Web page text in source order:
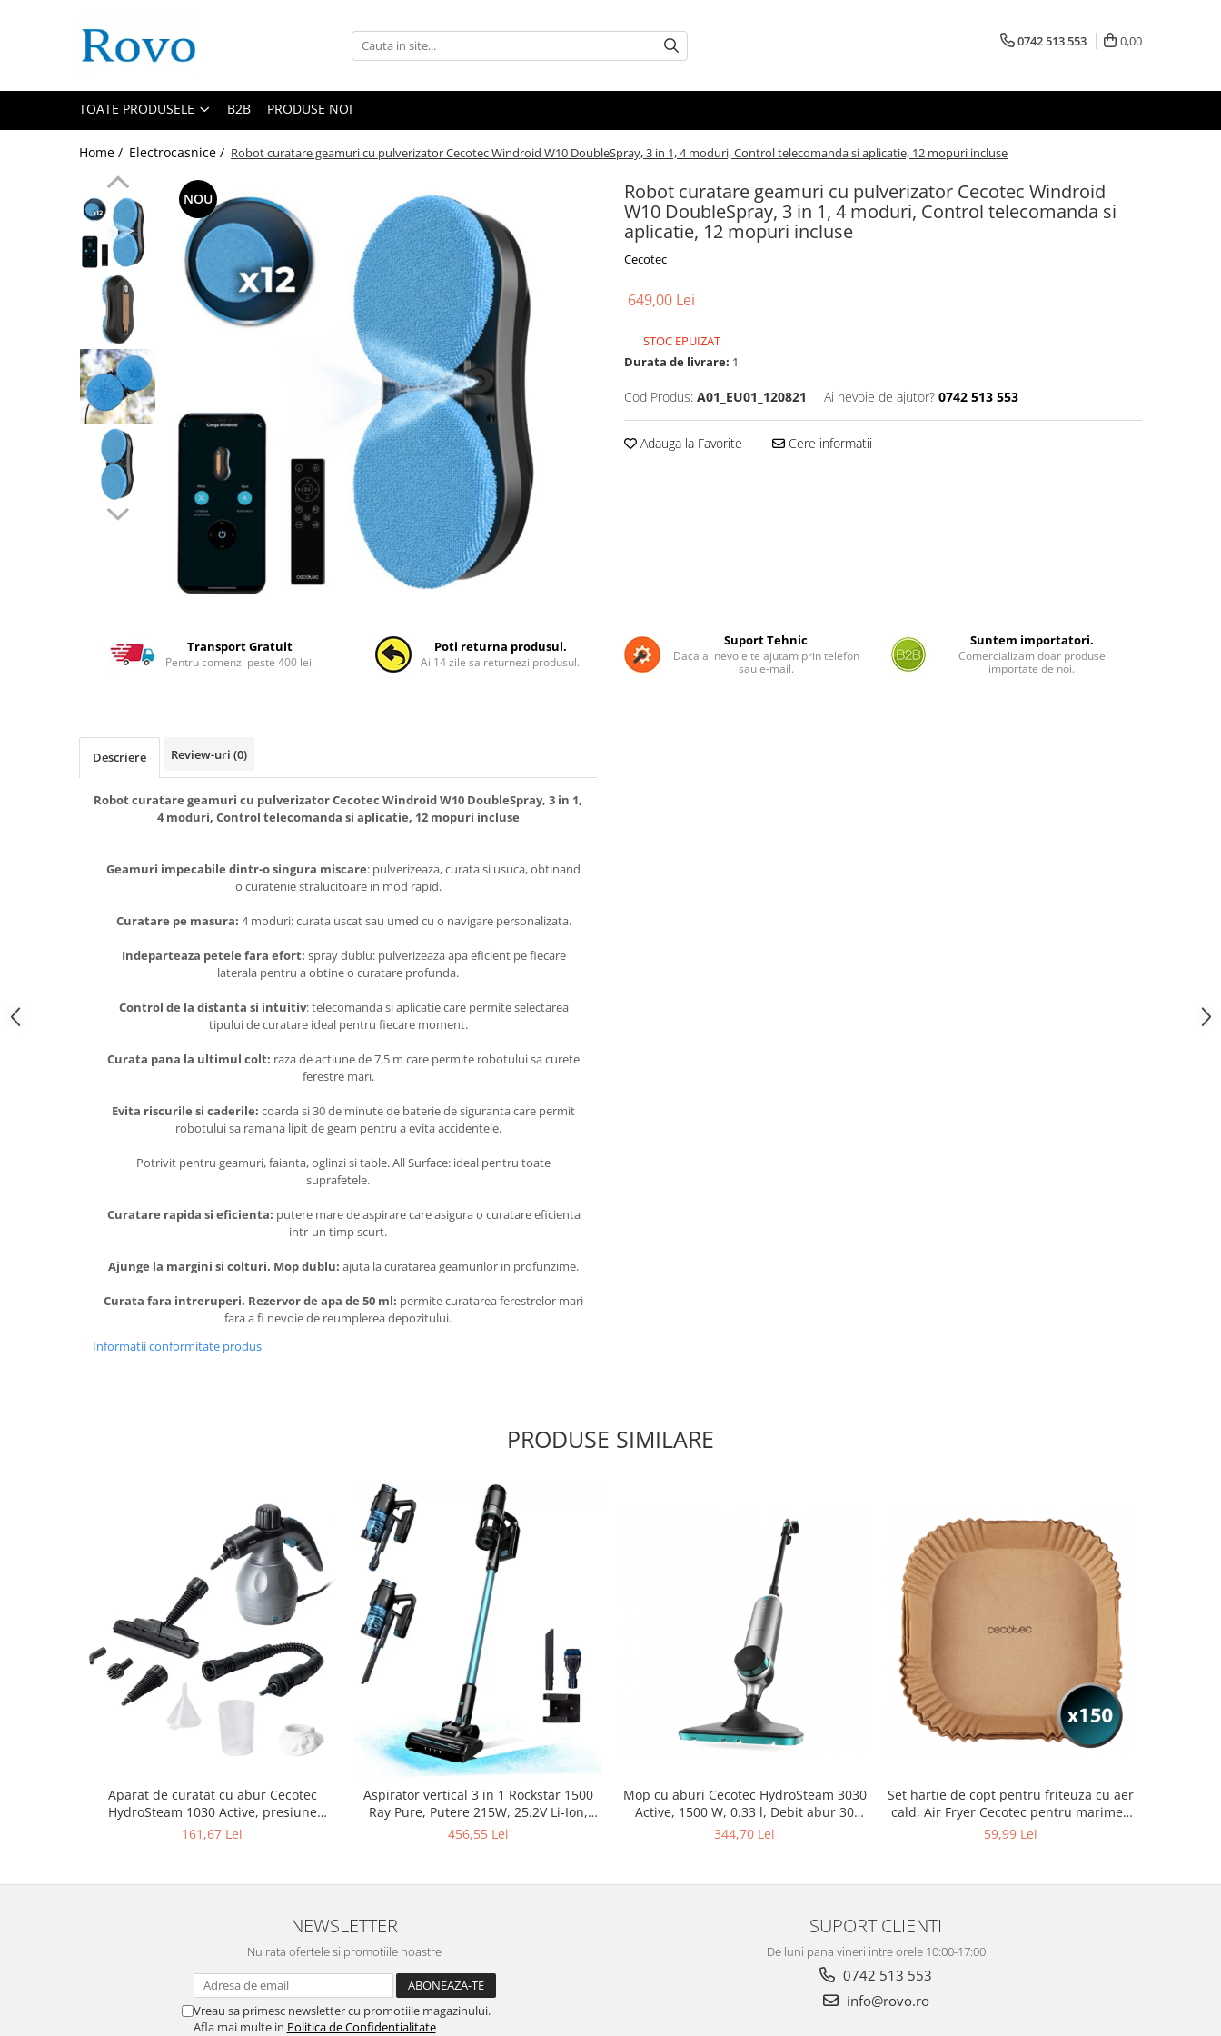
Toate Produsele
Prize - Prelungitoare - Sigurante
Ingrijire personala
Camere Video
Produse Smart
Statie de incarcare masini
0742 513 553 0,00
TOATE PRODUSELE B2B PRODUSE NOI
Home / Electrocasnice / Robot curatare geamuri cu pulverizator Cecotec Windroid W10 DoubleSpray, 3 in 1, 4 moduri, Control telecomanda si aplicatie, 12 mopuri incluse
Robot curatare geamuri cu pulverizator Cecotec Windroid
W10 DoubleSpray, 3 in 1, 4 moduri, Control telecomanda si
aplicatie, 12 mopuri incluse
Cecotec
NOU
649,00 Lei
STOC EPUIZAT
Durata de livrare: 1
Cod Produs: A01_EU01_120821 Ai nevoie de ajutor? 0742 513 553
Adauga la Favorite Cere informatii
Transport Gratuit
Pentru comenzi peste 400 lei.
Poti returna produsul.
Ai 14 zile sa returnezi produsul.
Suport Tehnic
Daca ai nevoie te ajutam prin telefon
sau e-mail.
Suntem importatori.
Comercializam doar produse
importate de noi.
Descriere Review-uri (0)
Robot curatare geamuri cu pulverizator Cecotec Windroid W10 DoubleSpray, 3 in 1,
4 moduri, Control telecomanda si aplicatie, 12 mopuri incluse
Geamuri impecabile dintr-o singura miscare: pulverizeaza, curata si usuca, obtinand
o curatenie stralucitoare in mod rapid.
Curatare pe masura: 4 moduri: curata uscat sau umed cu o navigare personalizata.
Indeparteaza petele fara efort: spray dublu: pulverizeaza apa eficient pe fiecare
laterala pentru a obtine o curatare profunda.
Control de la distanta si intuitiv: telecomanda si aplicatie care permite selectarea
tipului de curatare ideal pentru fiecare moment.
Curata pana la ultimul colt: raza de actiune de 7,5 m care permite robotului sa curete
ferestre mari.
Evita riscurile si caderile: coarda si 30 de minute de baterie de siguranta care permit
robotului sa ramana lipit de geam pentru a evita accidentele.
Potrivit pentru geamuri, faianta, oglinzi si table. All Surface: ideal pentru toate
suprafetele.
Curatare rapida si eficienta: putere mare de aspirare care asigura o curatare eficienta
intr-un timp scurt.
Ajunge la margini si colturi. Mop dublu: ajuta la curatarea geamurilor in profunzime.
Curata fara intreruperi. Rezervor de apa de 50 ml: permite curatarea ferestrelor mari
fara a fi nevoie de reumplerea depozitului.
Informatii conformitate produs
PRODUSE SIMILARE
Aparat de curatat cu abur Cecotec
HydroSteam 1030 Active, presiune
maxima 3 bari, putere 1000W, Debit de
161,67 Lei
Aspirator vertical 3 in 1 Rockstar 1500
Ray Pure, Putere 215W, 25.2V Li-Ion,
12kPa, Autonomie 45min, Rezervor
456,55 Lei
Mop cu aburi Cecotec HydroSteam 3030
Active, 1500 W, 0.33 l, Debit abur 30
g/min, 3 niveluri
344,70 Lei
Set hartie de copt pentru friteuza cu aer
cald, Air Fryer Cecotec pentru marimea
inre 5L si 6.5L, 150buc
59,99 Lei
NEWSLETTER
Nu rata ofertele si promotiile noastre
Vreau sa primesc newsletter cu promotiile magazinului.
Afla mai multe in Politica de Confidentialitate
SUPORT CLIENTI
De luni pana vineri intre orele 10:00-17:00
0742 513 553
info@rovo.ro